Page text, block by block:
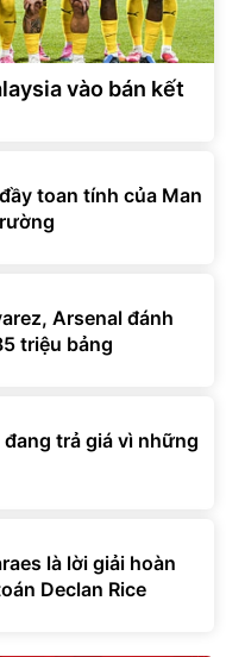
vào bán kết
toan tính của Man
Arsenal đánh
triệu bảng
trả giá vì những
là lời giải hoàn
Declan Rice